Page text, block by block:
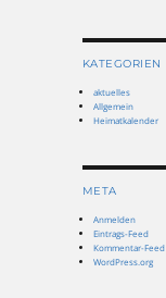
KATEGORIEN
aktuelles
Allgemein
Heimatkalender
META
Anmelden
Eintrags-Feed
Kommentar-Feed
WordPress.org